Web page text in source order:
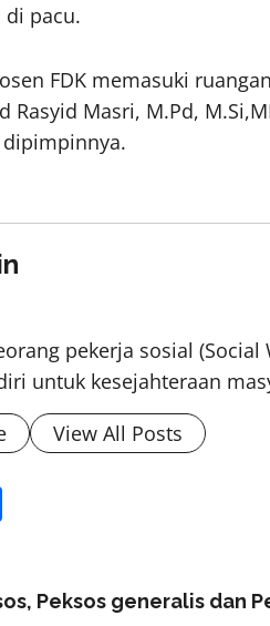
di pacu.
FDK memasuki
Rasyid Masri, M.Pd,
pekerja sosial
untuk kesejahteraan
View All Posts
Peksos generalis dan